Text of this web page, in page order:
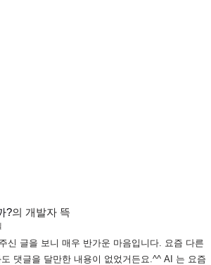
?의 개발자 뜩
신 글을 보니 매우 반가운 마음입니다. 요즘 다른
댓글을 달만한 내용이 없었거든요.^^ AI 는 요즘